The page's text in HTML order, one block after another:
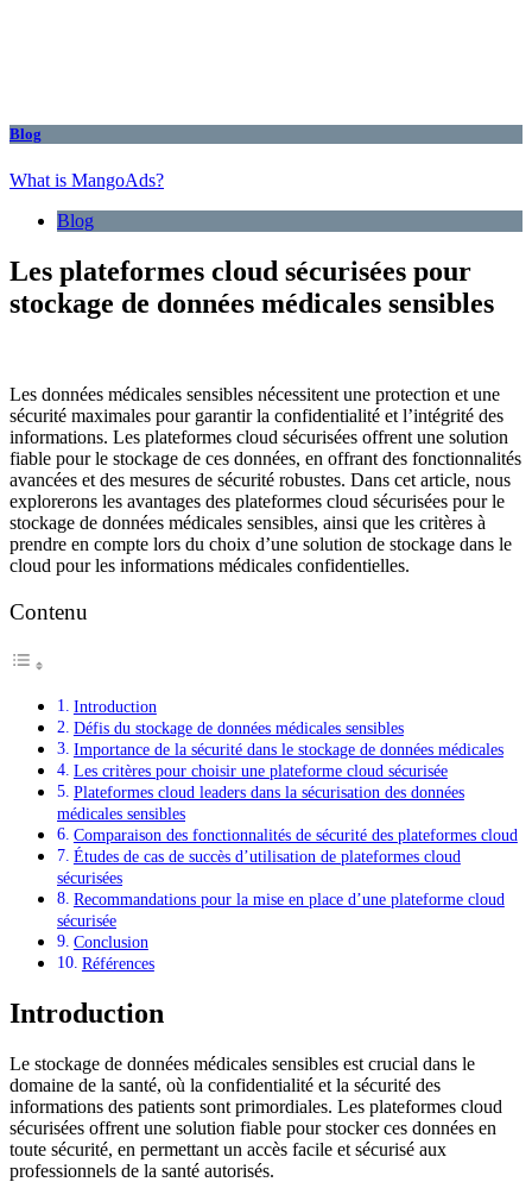
Blog
What is MangoAds?
Blog
Les plateformes cloud sécurisées pour
stockage de données médicales sensibles
Les données médicales sensibles nécessitent une protection et une
sécurité maximales pour garantir la confidentialité et l’intégrité des
informations. Les plateformes cloud sécurisées offrent une solution
fiable pour le stockage de ces données, en offrant des fonctionnalités
avancées et des mesures de sécurité robustes. Dans cet article, nous
explorerons les avantages des plateformes cloud sécurisées pour le
stockage de données médicales sensibles, ainsi que les critères à
prendre en compte lors du choix d’une solution de stockage dans le
cloud pour les informations médicales confidentielles.
Contenu
Introduction
Défis du stockage de données médicales sensibles
Importance de la sécurité dans le stockage de données médicales
Les critères pour choisir une plateforme cloud sécurisée
Plateformes cloud leaders dans la sécurisation des données
médicales sensibles
Comparaison des fonctionnalités de sécurité des plateformes cloud
Études de cas de succès d’utilisation de plateformes cloud
sécurisées
Recommandations pour la mise en place d’une plateforme cloud
sécurisée
Conclusion
Références
Introduction
Le stockage de données médicales sensibles est crucial dans le
domaine de la santé, où la confidentialité et la sécurité des
informations des patients sont primordiales. Les plateformes cloud
sécurisées offrent une solution fiable pour stocker ces données en
toute sécurité, en permettant un accès facile et sécurisé aux
professionnels de la santé autorisés.